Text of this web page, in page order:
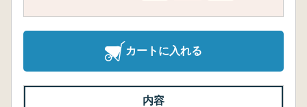
カートに入れる
内容